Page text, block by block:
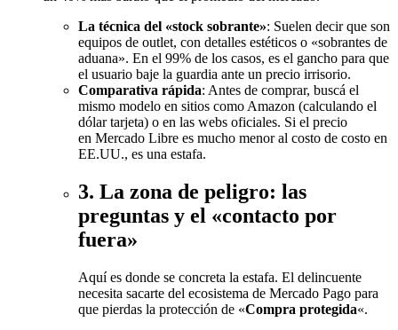
La técnica del «stock sobrante»: Suelen decir que son
equipos de outlet, con detalles estéticos o «sobrantes de
aduana». En el 99% de los casos, es el gancho para que
el usuario baje la guardia ante un precio irrisorio.
Comparativa rápida: Antes de comprar, buscá el
mismo modelo en sitios como Amazon (calculando el
dólar tarjeta) o en las webs oficiales. Si el precio
en Mercado Libre es mucho menor al costo de costo en
EE.UU., es una estafa.
3. La zona de peligro: las
preguntas y el «contacto por
fuera»
Aquí es donde se concreta la estafa. El delincuente
necesita sacarte del ecosistema de Mercado Pago para
que pierdas la protección de «Compra protegida«.